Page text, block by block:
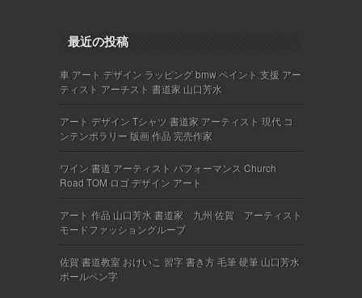
最近の投稿
車 アート デザイン ラッピング bmw ペイント 支援 アー
ティスト アーチスト 書道家 山口芳水
アート デザイン Tシャツ 書道家 アーティスト 現代 コ
ンテンポラリー 版画 作品 完売作家
ワイン 書道 アーティスト パフォーマンス Church
Road TOM ロゴ デザイン アート
アート 作品 山口芳水 書道家 九州 佐賀 アーティスト
モードファッショングループ
佐賀 書道教室 おけいこ 習字 書き方 毛筆 硬筆 山口芳水
ボールペン字